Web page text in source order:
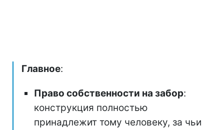
Главное:
Право собственности на забор:
конструкция полностью
принадлежит тому человеку, за чьи